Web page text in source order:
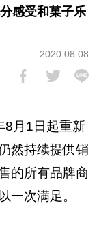
感受和菓子乐
2020.08.08
8月1日起重新
然持续提供销
的所有品牌商
一次满足。